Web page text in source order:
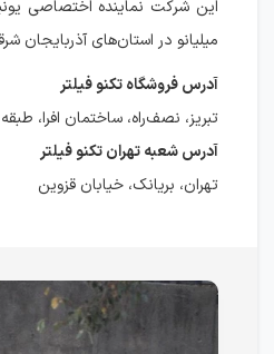
میلیانو در استان‌های آذربایجان
آدرس فروشگاه تکنو فیلتر
تبریز، نصف‌راه، ساختمان افرا،
آدرس شعبه تهران تکنو فیلتر
تهران، بریانک، خیابان قزوین